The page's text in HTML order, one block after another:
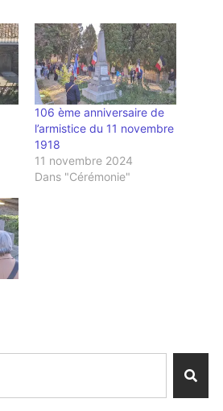
106 ème anniversaire de
l’armistice du 11 novembre
1918
11 novembre 2024
Dans "Cérémonie"